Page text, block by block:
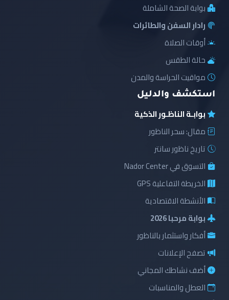
بوابة الصحة الشاملة
رادار السفن والطائرات
أوقات الصلاة
حالة الطقس
مواقيت الحراسة والمدن
استكشف والدليل
بوابـة الناظـور الذكية
مقال: سحر الناظور
تاريخ ناظور سانتر
التسوق في Nador Center
الخريطة التفاعلية GPS
الأنشطة الاقتصادية
بوابة مرحبا 2026
أفكار واستثمار بالناظور
تصفح الإعلانات
أضف نشاطك المجاني
العطل والمناسبات